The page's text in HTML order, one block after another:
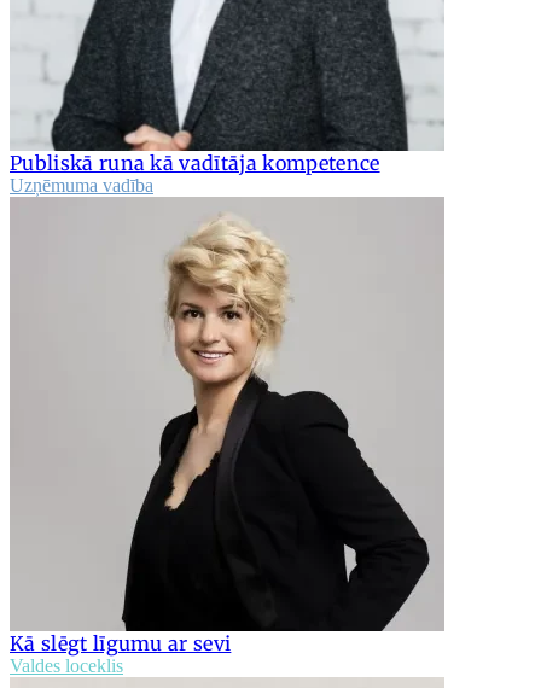
Publiskā runa kā vadītāja kompetence
Uzņēmuma vadība
Kā slēgt līgumu ar sevi
Valdes loceklis